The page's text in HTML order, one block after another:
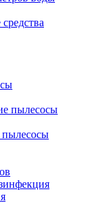
пылесосы